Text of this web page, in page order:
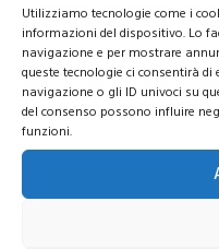
Utilizziamo tecnologie come i
informazioni del dispositivo. Lo
navigazione e per mostrare
queste tecnologie ci consentirà
navigazione o gli ID univoci su
del consenso possono influire
funzioni.
Tassazione conto
La tassazione fiscale
discreta impennata negli
soprattutto all’imposta
conto corrente bancari e
misura dieuro 34,20per
per i soggetti